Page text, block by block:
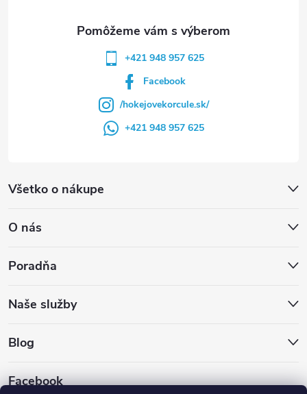
Všetko o nákupe
O nás
Poradňa
Naše služby
Blog
Facebook
+421 948 957 625
Facebook
/hokejovekorcule.sk/
+421 948 957 625